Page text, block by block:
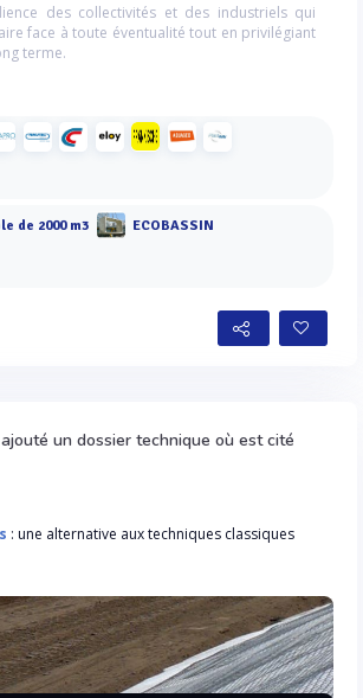
des collectivités et des industriels qui
face à toute éventualité tout en privilégiant
terme.
de 2000 m3 ECOBASSIN
un dossier technique où est cité
: une alternative aux techniques classiques